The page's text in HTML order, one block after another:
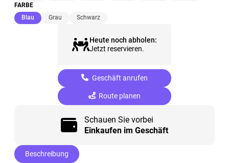
FARBE
Blau (ausgewählt)
Grau Schwarz
Heute noch abholen:
Jetzt reservieren.
Geschäft anrufen
Route planen
Schauen Sie vorbei
Einkaufen im Geschäft
Beschreibung